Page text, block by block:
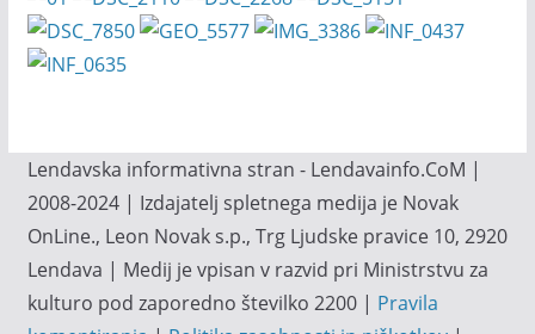
Lendavska informativna stran - Lendavainfo.CoM |
2008-2024 | Izdajatelj spletnega medija je Novak
OnLine., Leon Novak s.p., Trg Ljudske pravice 10, 2920
Lendava | Medij je vpisan v razvid pri Ministrstvu za
kulturo pod zaporedno številko 2200 | Pravila